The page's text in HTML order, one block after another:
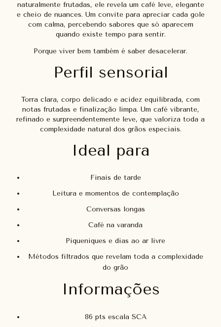
naturalmente frutadas, ele revela um café leve, elegante
e cheio de nuances. Um convite para apreciar cada gole
com calma, percebendo sabores que só aparecem
quando existe tempo para sentir.
Porque viver bem também é saber desacelerar.
Perfil sensorial
Torra clara, corpo delicado e acidez equilibrada, com
notas frutadas e finalização limpa. Um café vibrante,
refinado e surpreendentemente leve, que valoriza toda a
complexidade natural dos grãos especiais.
Ideal para
Finais de tarde
Leitura e momentos de contemplação
Conversas longas
Café na varanda
Piqueniques e dias ao ar livre
Métodos filtrados que revelam toda a complexidade
do grão
Informações
86 pts escala SCA